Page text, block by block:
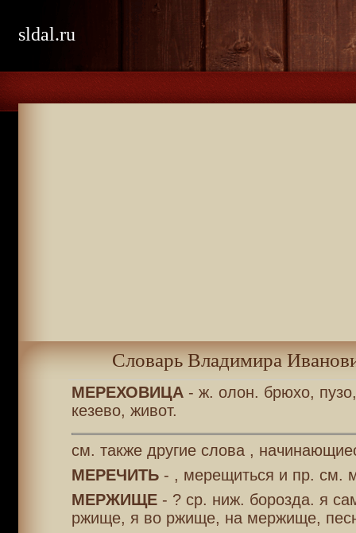
sldal.ru
Словарь Владимира
МЕРЕХОВИЦА- ж. олон. брюхо,
кезево, живот.
см. также другие слова ,
МЕРЕЧИТЬ- , мерещиться и пр. см.
МЕРЖИЩЕ- ? ср. ниж. борозда. я
ржище, я во ржище, на мержище,